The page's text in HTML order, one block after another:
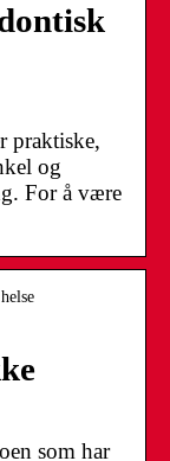
praktiske,
og
For å være
som har